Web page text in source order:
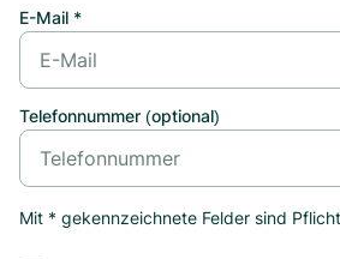
E-Mail *
Telefonnummer (optional)
Mit * gekennzeichnete Felder sind